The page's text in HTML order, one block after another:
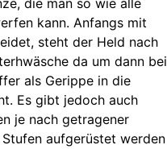
die man so wie alle
kann. Anfangs mit
steht der Held nach
da um dann bei
als Gerippe in die
Es gibt jedoch auch
je nach getragener
aufgerüstet werden